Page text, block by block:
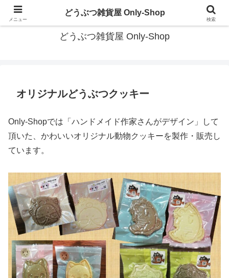
茨城県大洗町にある かわいいどうぶつ雑貨の専門店
どうぶつ雑貨屋 Only-Shop
オリジナルどうぶつクッキー
Only-Shopでは「ハンドメイド作家さんがデザイン」して
頂いた、かわいいオリジナル動物クッキーを製作・販売し
ています。
メニュー
どうぶつ雑貨屋 Only-Shop
検索